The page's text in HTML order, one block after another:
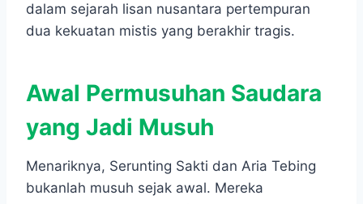
dalam sejarah lisan nusantara pertempuran
dua kekuatan mistis yang berakhir tragis.
Awal Permusuhan Saudara
yang Jadi Musuh
Menariknya, Serunting Sakti dan Aria Tebing
bukanlah musuh sejak awal. Mereka